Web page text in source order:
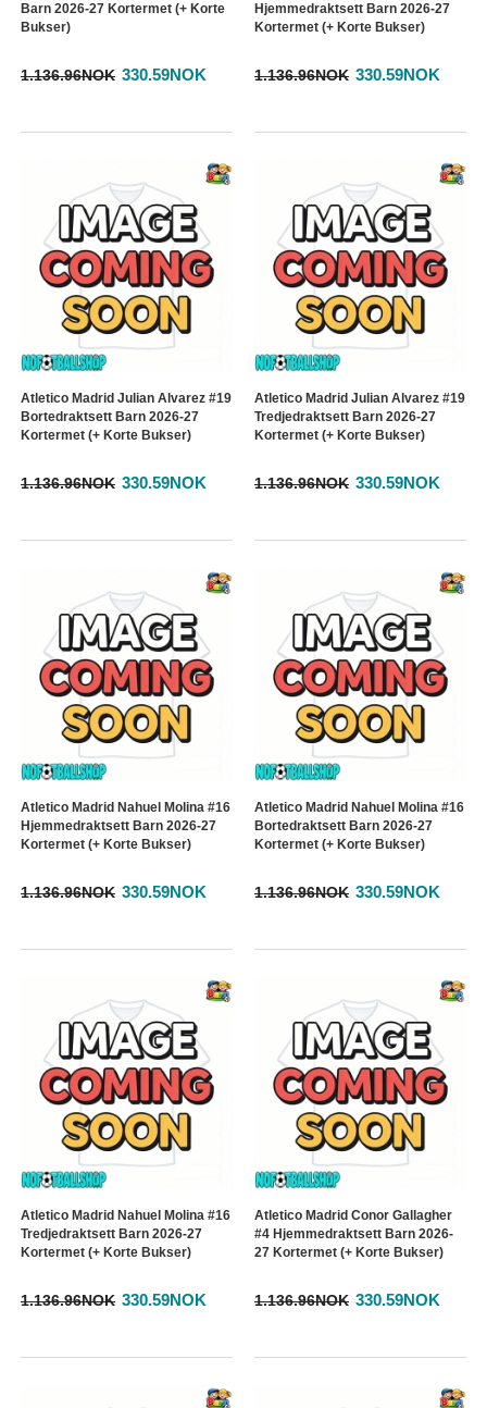
Barn 2026-27 Kortermet (+ Korte
Bukser)
1.136.96NOK 330.59NOK
Hjemmedraktsett Barn 2026-27
Kortermet (+ Korte Bukser)
1.136.96NOK 330.59NOK
Atletico Madrid Julian Alvarez #19
Bortedraktsett Barn 2026-27
Kortermet (+ Korte Bukser)
1.136.96NOK 330.59NOK
Atletico Madrid Julian Alvarez #19
Tredjedraktsett Barn 2026-27
Kortermet (+ Korte Bukser)
1.136.96NOK 330.59NOK
Atletico Madrid Nahuel Molina #16
Hjemmedraktsett Barn 2026-27
Kortermet (+ Korte Bukser)
1.136.96NOK 330.59NOK
Atletico Madrid Nahuel Molina #16
Bortedraktsett Barn 2026-27
Kortermet (+ Korte Bukser)
1.136.96NOK 330.59NOK
Atletico Madrid Nahuel Molina #16
Tredjedraktsett Barn 2026-27
Kortermet (+ Korte Bukser)
1.136.96NOK 330.59NOK
Atletico Madrid Conor Gallagher
#4 Hjemmedraktsett Barn 2026-
27 Kortermet (+ Korte Bukser)
1.136.96NOK 330.59NOK